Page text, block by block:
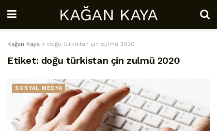
KAĞAN KAYA
Kağan Kaya > doğu türkistan çin zulmü 2020
Etiket: doğu türkistan çin zulmü 2020
SOSYAL MEDYA